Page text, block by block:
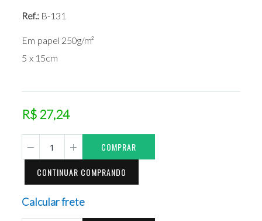
Ref.: B-131
Em papel 250g/m²
5 x 15cm
R$ 27,24
COMPRAR
CONTINUAR COMPRANDO
Calcular frete